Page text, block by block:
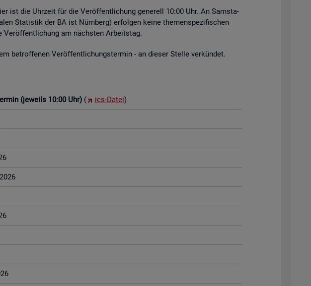
ist die Uhr­zeit für die Ver­öf­fent­li­chung ge­ne­rell 10:00 Uhr. An Sams­ta­
Sta­tis­tik der BA ist Nürn­berg) er­fol­gen keine the­men­spe­zi­fi­schen
am nächs­ten Ar­beits­tag.
be­trof­fe­nen Ver­öf­fent­li­chungs­ter­min - an die­ser Stel­le ver­kün­det.
(je­weils 10:00 Uhr) ( ics-Datei)